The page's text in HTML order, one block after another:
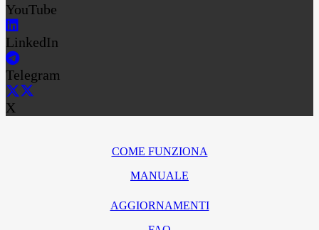
YouTube
LinkedIn
Telegram
X
COME FUNZIONA
MANUALE
AGGIORNAMENTI